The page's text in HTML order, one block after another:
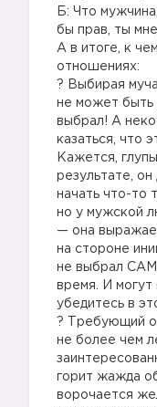
Б: Что
бы прав, ты
А в итоге, к
отношениях:
? Выбирая
не может быть
выбрал! А
казаться, что
Кажется,
результате,
начать что-то
но у мужской
— она
на стороне
не выбрал
время. И могут
убедитесь в
? Требующий
не более чем
горит жажда
ворочается